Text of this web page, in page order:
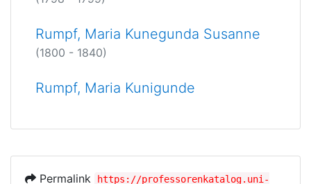
Rumpf, Maria Kunegunda Susanne
(1800 - 1840)
Rumpf, Maria Kunigunde
Permalink
https://professorenkatalog.uni-